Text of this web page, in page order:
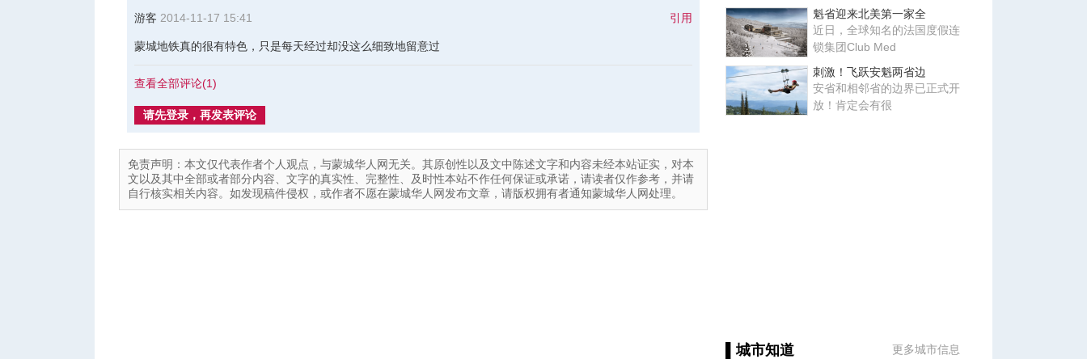
引用
游客 2014-11-17 15:41
蒙城地铁真的很有特色，只是每天经过却没这么细致地留意过
查看全部评论(1)
请先登录，再发表评论
免责声明：本文仅代表作者个人观点，与蒙城华人网无关。其原创性以及文中陈述文字和内容未经本站证实，对本
文以及其中全部或者部分内容、文字的真实性、完整性、及时性本站不作任何保证或承诺，请读者仅作参考，并请
自行核实相关内容。如发现稿件侵权，或作者不愿在蒙城华人网发布文章，请版权拥有者通知蒙城华人网处理。
魁省迎来北美第一家全
近日，全球知名的法国度假连
锁集团Club Med
刺激！飞跃安魁两省边
安省和相邻省的边界已正式开
放！肯定会有很
▌城市知道 更多城市信息